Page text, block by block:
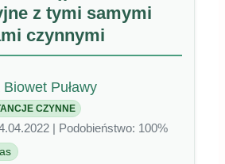
z tymi samymi
czynnymi
Puławy
CZYNNE
| Podobieństwo: 100%